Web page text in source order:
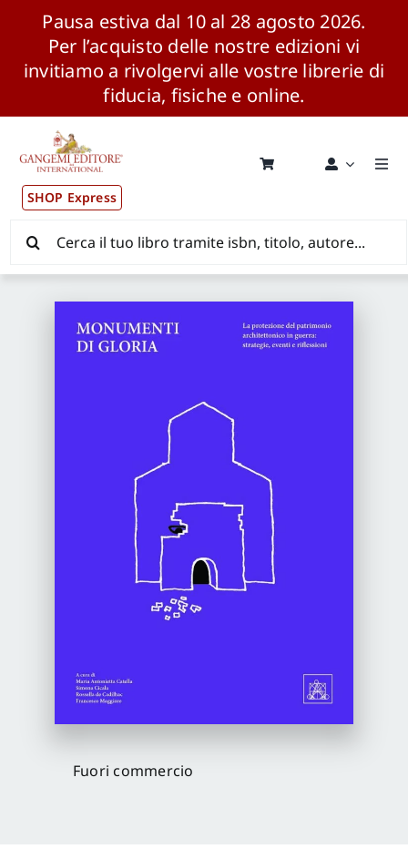
Pausa estiva dal 10 al 28 agosto 2026.
Per l’acquisto delle nostre edizioni vi
invitiamo a rivolgervi alle vostre librerie di
fiducia, fisiche e online.
contenuto
SHOP Express
Pubblicazioni
News ed Eventi
Distribuzione Wolrdwide
Proposte di pubblicazione
Newsletter
per:
Fuori commercio